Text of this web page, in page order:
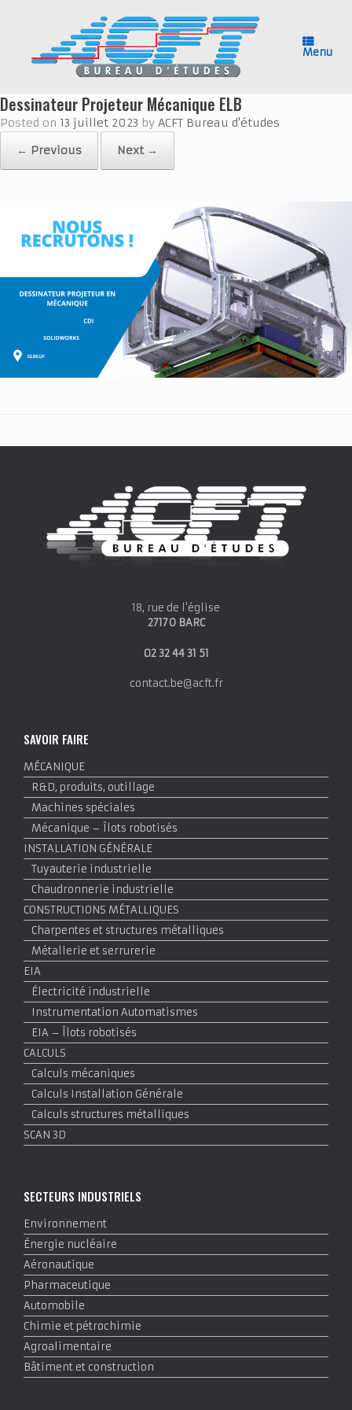
Menu
Dessinateur Projeteur Mécanique ELB
Posted on 13 juillet 2023 by ACFT Bureau d'études
← Previous
Next →
18, rue de l'église
27170 BARC
02 32 44 31 51
contact.be@acft.fr
SAVOIR FAIRE
MÉCANIQUE
R&D, produits, outillage
Machines spéciales
Mécanique – Îlots robotisés
INSTALLATION GÉNÉRALE
Tuyauterie industrielle
Chaudronnerie industrielle
CONSTRUCTIONS MÉTALLIQUES
Charpentes et structures métalliques
Métallerie et serrurerie
EIA
Électricité industrielle
Instrumentation Automatismes
EIA – Îlots robotisés
CALCULS
Calculs mécaniques
Calculs Installation Générale
Calculs structures métalliques
SCAN 3D
SECTEURS INDUSTRIELS
Environnement
Énergie nucléaire
Aéronautique
Pharmaceutique
Automobile
Chimie et pétrochimie
Agroalimentaire
Bâtiment et construction